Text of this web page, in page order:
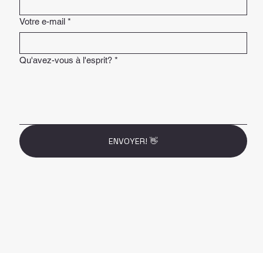
Votre e-mail *
Qu'avez-vous à l'esprit? *
ENVOYER! 👋